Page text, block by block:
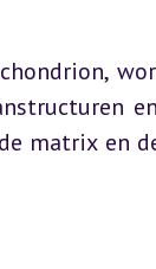
matrix en